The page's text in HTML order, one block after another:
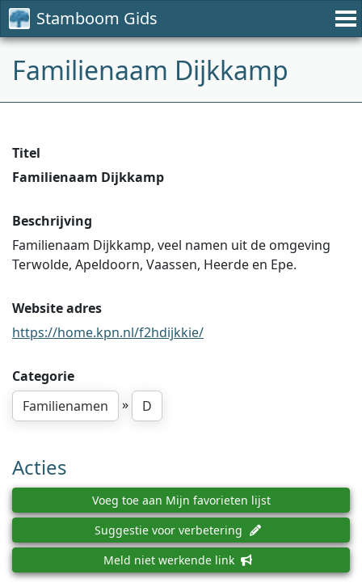
Stamboom Gids
Familienaam Dijkkamp
Titel
Familienaam Dijkkamp
Beschrijving
Familienaam Dijkkamp, veel namen uit de omgeving
Terwolde, Apeldoorn, Vaassen, Heerde en Epe.
Website adres
https://home.kpn.nl/f2hdijkkie/
Categorie
Familienamen
» D
Acties
Voeg toe aan Mijn favorieten lijst
Suggestie voor verbetering
Meld niet werkende link